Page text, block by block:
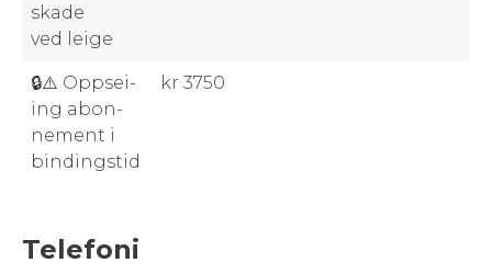
skade
ved leige
🔒⚠️ Opp­sei­
ing abon­
nement i
bindingstid
kr 3750
Telefoni